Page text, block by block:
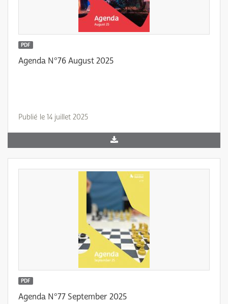
PDF
Agenda N°76 August 2025
Publié le 14 juillet 2025
PDF
Agenda N°77 September 2025